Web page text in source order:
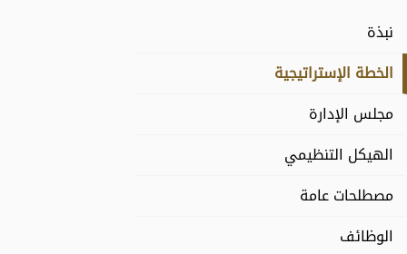
نبذة
الخطة الإستراتيجية
مجلس الإدارة
الهيكل التنظيمي
مصطلحات عامة
الوظائف